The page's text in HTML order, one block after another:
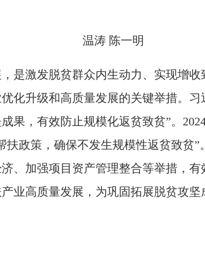
温涛 陈一明
是激发脱贫群众内生动力、实现增
化升级和高质量发展的关键举措。
果，有效防止规模化返贫致贫”。
扶政策，确保不发生规模性返贫致贫
、加强项目资产管理整合等举措，有
业高质量发展，为巩固拓展脱贫攻